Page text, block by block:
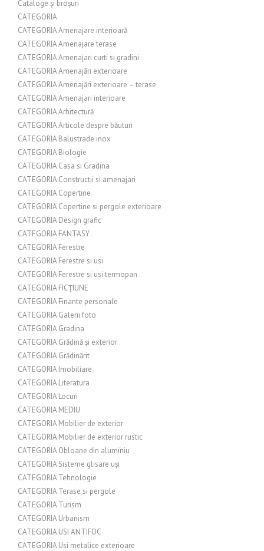
Cataloge și broșuri
CATEGORIA
CATEGORIA Amenajare interioară
CATEGORIA Amenajare terase
CATEGORIA Amenajari curti si gradini
CATEGORIA Amenajări exterioare
CATEGORIA Amenajări exterioare – terase
CATEGORIA Amenajari interioare
CATEGORIA Arhitectură
CATEGORIA Articole despre băuturi
CATEGORIA Balustrade inox
CATEGORIA Biologie
CATEGORIA Casa si Gradina
CATEGORIA Constructii si amenajari
CATEGORIA Copertine
CATEGORIA Copertine si pergole exterioare
CATEGORIA Design grafic
CATEGORIA FANTASY
CATEGORIA Ferestre
CATEGORIA Ferestre si usi
CATEGORIA Ferestre si usi termopan
CATEGORIA FICȚIUNE
CATEGORIA Finante personale
CATEGORIA Galerii foto
CATEGORIA Gradina
CATEGORIA Grădină și exterior
CATEGORIA Grădinărit
CATEGORIA Imobiliare
CATEGORIA Literatura
CATEGORIA Locuri
CATEGORIA MEDIU
CATEGORIA Mobilier de exterior
CATEGORIA Mobilier de exterior rustic
CATEGORIA Obloane din aluminiu
CATEGORIA Sisteme glisare uși
CATEGORIA Tehnologie
CATEGORIA Terase si pergole
CATEGORIA Turism
CATEGORIA Urbanism
CATEGORIA USI ANTIFOC
CATEGORIA Usi metalice exterioare